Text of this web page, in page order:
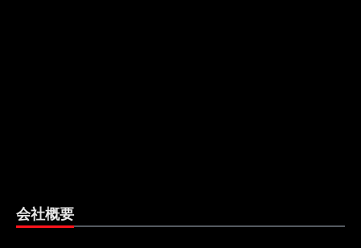
会社概要